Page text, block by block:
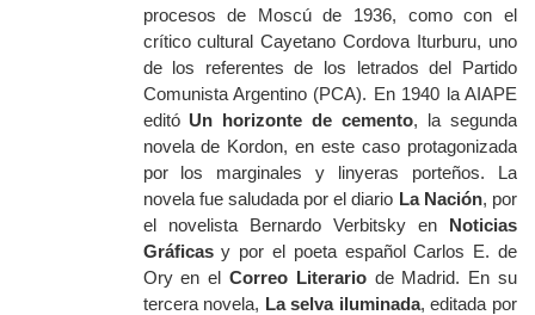
procesos de Moscú de 1936, como con el
crítico cultural Cayetano Cordova Iturburu, uno
de los referentes de los letrados del Partido
Comunista Argentino (PCA). En 1940 la AIAPE
editó Un horizonte de cemento, la segunda
novela de Kordon, en este caso protagonizada
por los marginales y linyeras porteños. La
novela fue saludada por el diario La Nación, por
el novelista Bernardo Verbitsky en Noticias
Gráficas y por el poeta español Carlos E. de
Ory en el Correo Literariode Madrid. En su
tercera novela, La selva iluminada, editada por